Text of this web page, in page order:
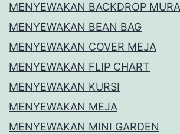
MENYEWAKAN BACKDROP
MENYEWAKAN BEAN BAG
MENYEWAKAN COVER MEJA
MENYEWAKAN FLIP CHART
MENYEWAKAN KURSI
MENYEWAKAN MEJA
MENYEWAKAN MINI GARDEN